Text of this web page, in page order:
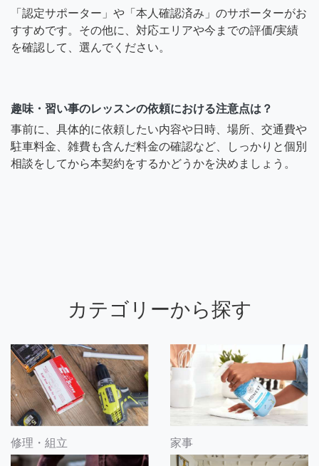
「認定サポーター」や「本人確認済み」のサポーターがお
すすめです。その他に、対応エリアや今までの評価/実績
を確認して、選んでください。
趣味・習い事のレッスンの依頼における注意点は？
事前に、具体的に依頼したい内容や日時、場所、交通費や
駐車料金、雑費も含んだ料金の確認など、しっかりと個別
相談をしてから本契約をするかどうかを決めましょう。
カテゴリーから探す
修理・組立 家事